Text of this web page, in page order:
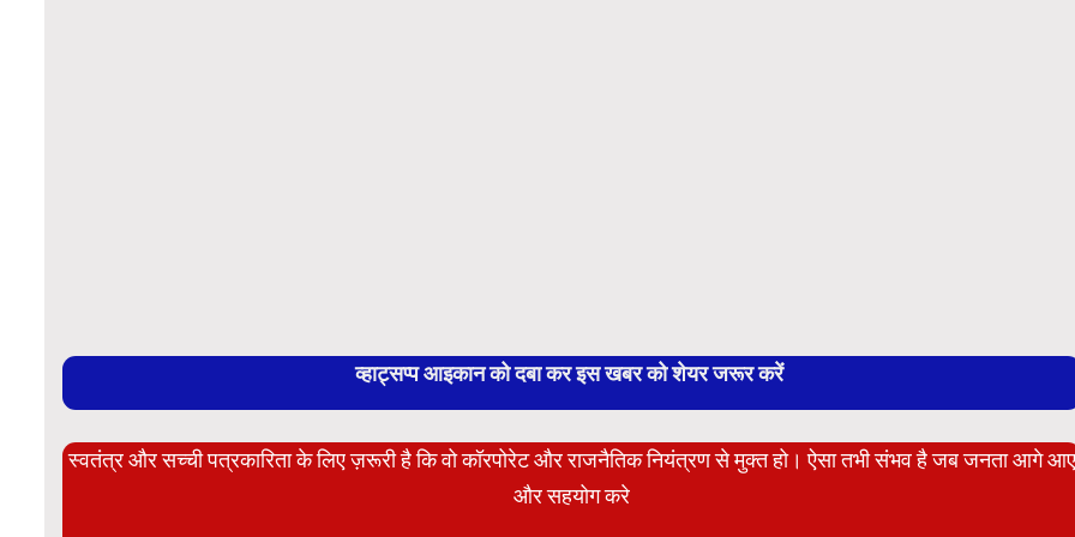
व्हाट्सप्प आइकान को दबा कर इस खबर को शेयर जरूर करें
स्वतंत्र और सच्ची पत्रकारिता के लिए ज़रूरी है कि वो कॉरपोरेट और राजनैतिक नियंत्रण से मुक्त हो। ऐसा तभी संभव है जब जनता आगे आए
और सहयोग करे